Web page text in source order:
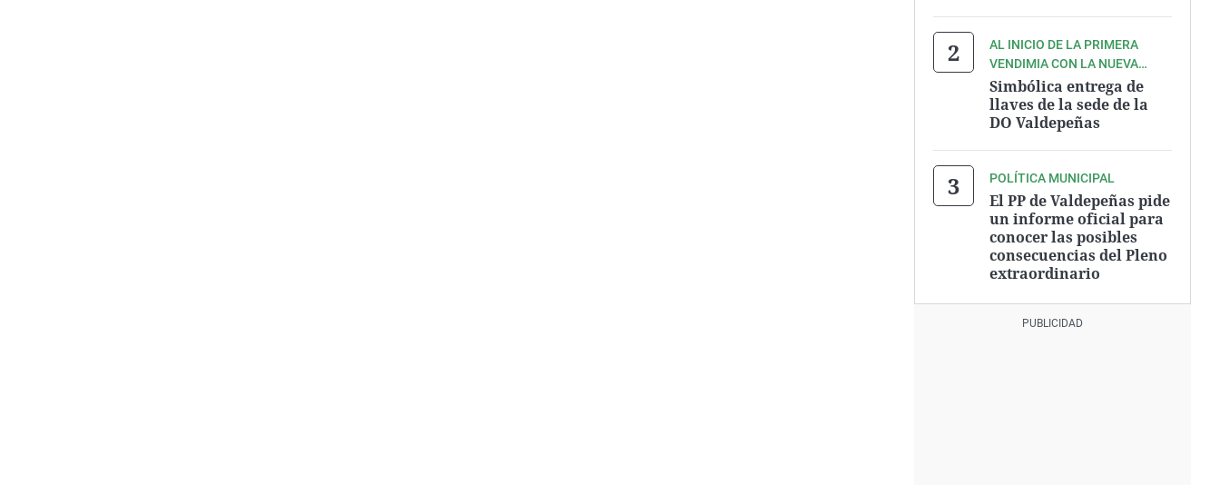
AL INICIO DE LA PRIMERA
VENDIMIA CON LA NUEVA
INTERPROFESIONAL
Simbólica entrega de
llaves de la sede de la
DO Valdepeñas
POLÍTICA MUNICIPAL
El PP de Valdepeñas pide
un informe oficial para
conocer las posibles
consecuencias del Pleno
extraordinario